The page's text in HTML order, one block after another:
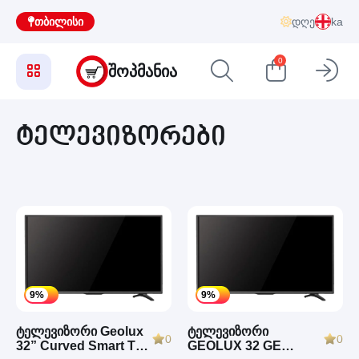
თბილისი დღე ka
ᲨᲝᲞᲛᲐᲜᲘᲐ
0
ტელევიზორები
9%
ტელევიზორი Geolux
32” Curved Smart TV
0
9%
ტელევიზორი
GEOLUX 32 GE
0